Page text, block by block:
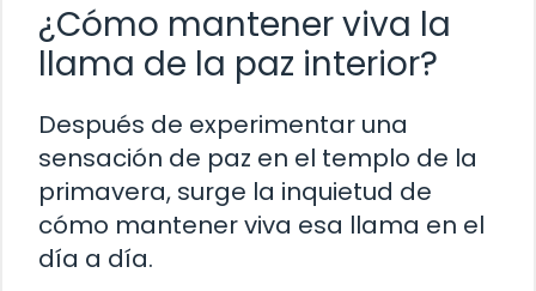
¿Cómo mantener viva la
llama de la paz interior?
Después de experimentar una
sensación de paz en el templo de la
primavera, surge la inquietud de
cómo mantener viva esa llama en el
día a día.